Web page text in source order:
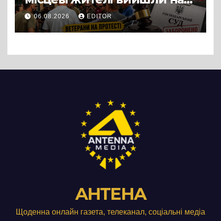
протест до стін
підприємства ТОВ «Омега
Три», що займається
06.08.2026 EDITOR
АНТЕНА
Щоденна онлайн газета, телеканал, соціальні медіа